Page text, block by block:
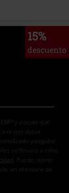
15%
descuento
y acepto que
mis datos
y regular
se llevará a cabo
. Puedo retirar
en el enlace de